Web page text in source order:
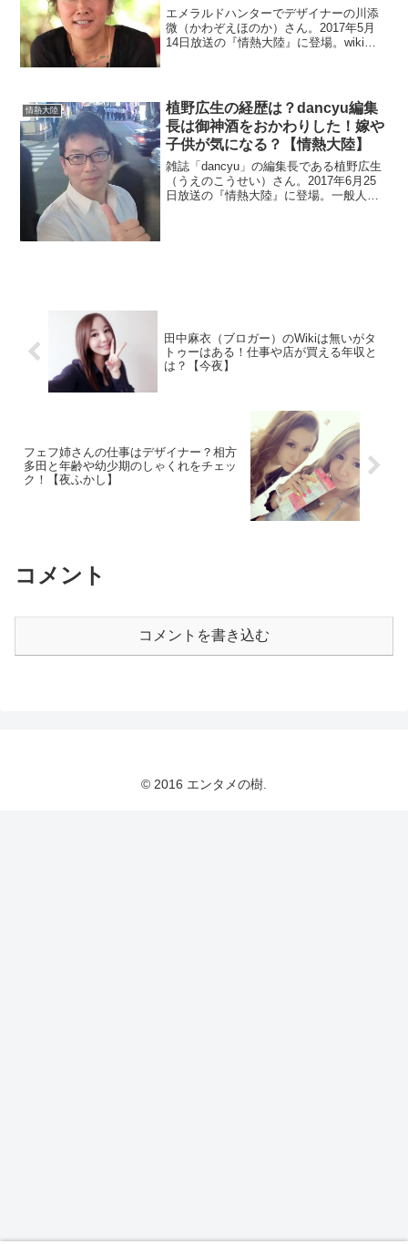
エメラルドハンターでデザイナーの川添
微（かわぞえほのか）さん。2017年5月
14日放送の『情熱大陸』に登場。wiki風
エリーの値段も調査。
情熱大陸
植野広生の経歴は？dancyu編集
長は御神酒をおかわりした！嫁や
子供が気になる？【情熱大陸】
雑誌「dancyu」の編集長である植野広生
（うえのこうせい）さん。2017年6月25
日放送の『情熱大陸』に登場。一般人な
田中麻衣（ブロガー）のWikiは無いがタ
トゥーはある！仕事や店が買える年収と
は？【今夜】
フェフ姉さんの仕事はデザイナー？相方
多田と年齢や幼少期のしゃくれをチェッ
ク！【夜ふかし】
コメント
コメントを書き込む
© 2016 エンタメの樹.